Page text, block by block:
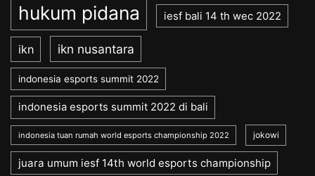
hukum pidana iesf bali 14 th wec 2022
ikn ikn nusantara
indonesia esports summit 2022
indonesia esports summit 2022 di bali
indonesia tuan rumah world esports championship 2022 jokowi
juara umum iesf 14th world esports championship